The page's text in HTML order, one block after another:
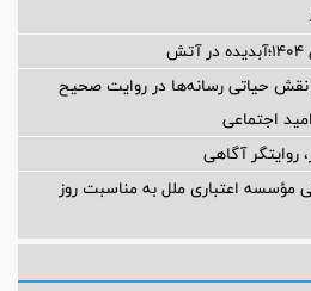
حیاتی رسانه‌ها در روایت صحیح
اجتماعی
روایتگر آگاهی
اعتباری ملل به مناسبت روز